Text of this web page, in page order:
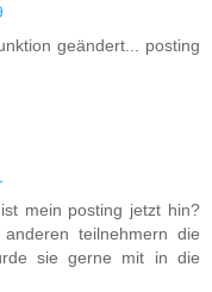
geändert... posting
mein posting jetzt hin?
teilnehmern die
sie gerne mit in die